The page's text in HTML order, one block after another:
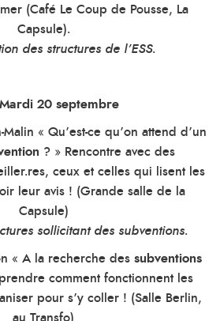
(Café Le Coup de Pousse, La
Capsule).
des structures de l’ESS.
Mardi 20 septembre
« Qu’est-ce qu’on attend d’un
? » Rencontre avec des
ceux et celles qui lisent les
leur avis ! (Grande salle de la
Capsule)
sollicitant des subventions.
« A la recherche des subventions
comment fonctionnent les
pour s’y coller ! (Salle Berlin,
au Transfo)